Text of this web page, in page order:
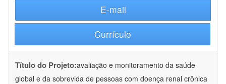
E-mail
Currículo
Título do Projeto:avaliação e monitoramento da saúde
global e da sobrevida de pessoas com doença renal crônica